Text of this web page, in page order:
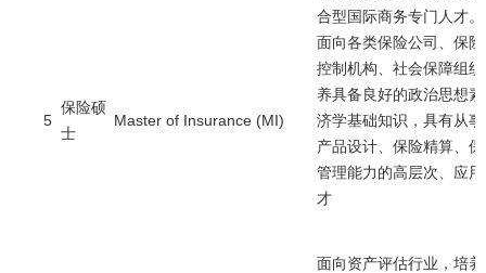
合型国际商务专门人才。
5
保险硕
士
Master of Insurance (MI)
面向各类保险公司、保
控制机构、社会保障组
养具备良好的政治思想
济学基础知识，具有从
产品设计、保险精算、
管理能力的高层次、应
才
面向资产评估行业，培